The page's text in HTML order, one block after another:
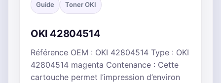
Guide Toner OKI
OKI 42804514
Référence OEM : OKI 42804514 Type : OKI
42804514 magenta Contenance : Cette
cartouche permet l’impression d’environ